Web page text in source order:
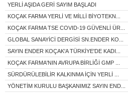
YERLİ AŞIDA GERİ SAYIM BAŞLADI
KOÇAK FARMA YERLİ VE MİLLİ BİYOTEKN...
KOÇAK FARMA TSE COVID-19 GÜVENLİ ÜR...
GLOBAL SANAYİCİ DERGİSİ SN.ENDER KO...
SAYIN ENDER KOÇAK'A TÜRKİYE'DE KADI...
KOÇAK FARMA'NIN AVRUPA BİRLİĞİ GMP ...
SÜRDÜRÜLEBİLİR KALKINMA İÇİN YERLİ ...
YÖNETİM KURULU BAŞKANIMIZ SAYIN END...